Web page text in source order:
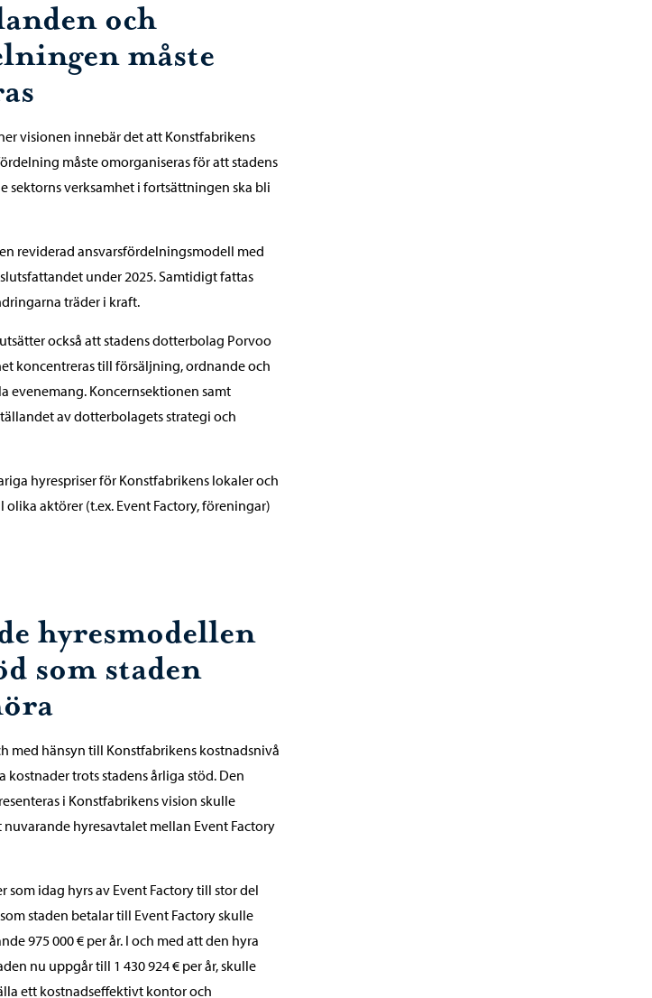
och
måste
visionen innebär det att Konstfabrikens
måste omorganiseras för att stadens
sektorns verksamhet i fortsättningen ska bli
reviderad ansvarsfördelningsmodell med
under 2025. Samtidigt fattas
träder i kraft.
också att stadens dotterbolag Porvoo
koncentreras till försäljning, ordnande och
evenemang. Koncernsektionen samt
av dotterbolagets strategi och
hyrespriser för Konstfabrikens lokaler och
aktörer (t.ex. Event Factory, föreningar)
hyresmodellen
som staden
med hänsyn till Konstfabrikens kostnadsnivå
kostnader trots stadens årliga stöd. Den
i Konstfabrikens vision skulle
hyresavtalet mellan Event Factory
som idag hyrs av Event Factory till stor del
staden betalar till Event Factory skulle
975 000 € per år. I och med att den hyra
nu uppgår till 1 430 924 € per år, skulle
ett kostnadseffektivt kontor och